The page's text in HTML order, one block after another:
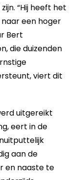
“Hij heeft het
een hoger
Bert
die duizenden
viert dit
uitgereikt
eert in de
aan de
en naaste te